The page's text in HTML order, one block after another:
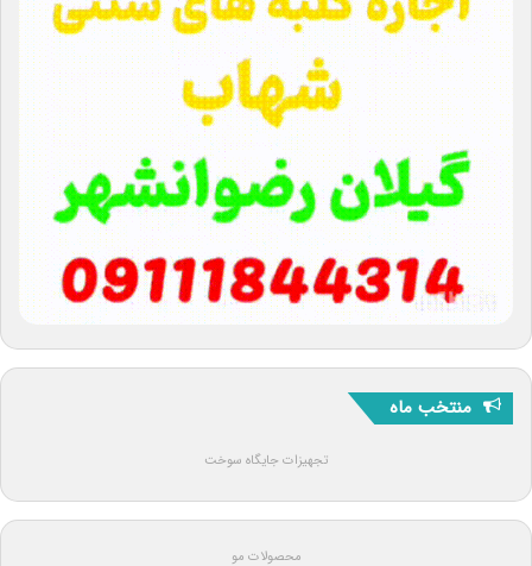
منتخب ماه
تجهیزات جایگاه سوخت
محصولات مو